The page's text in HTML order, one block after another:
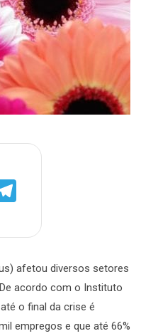
afetou diversos setores
acordo com o Instituto
o final da crise é
empregos e que até 66%